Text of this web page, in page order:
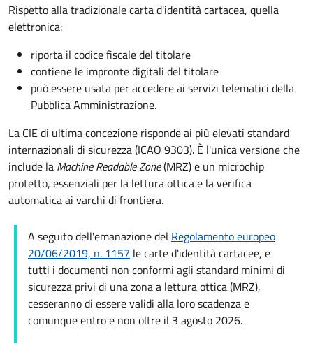
Rispetto alla tradizionale carta d'identità cartacea, quella
elettronica:
riporta il codice fiscale del titolare
contiene le impronte digitali del titolare
può essere usata per accedere ai servizi telematici della
Pubblica Amministrazione.
La CIE di ultima concezione risponde ai più elevati standard
internazionali di sicurezza (ICAO 9303). È l'unica versione che
include la Machine Readable Zone(MRZ) e un microchip
protetto, essenziali per la lettura ottica e la verifica
automatica ai varchi di frontiera.
A seguito dell'emanazione del Regolamento europeo
20/06/2019, n. 1157 le carte d'identità cartacee, e
tutti i documenti non conformi agli standard minimi di
sicurezza privi di una zona a lettura ottica (MRZ),
cesseranno di essere validi alla loro scadenza e
comunque entro e non oltre il 3 agosto 2026.